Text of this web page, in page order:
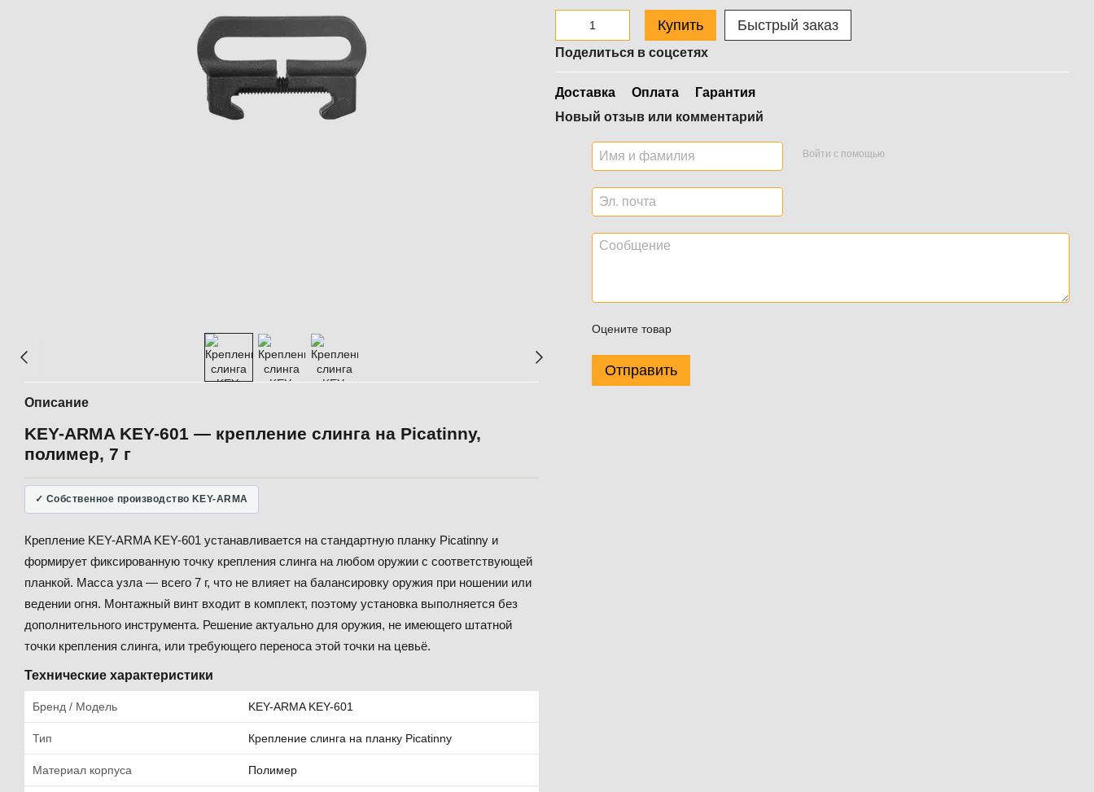
Описание
KEY-ARMA KEY-601 — крепление слинга на Picatinny,
полимер, 7 г
✓ Собственное производство KEY-ARMA
Крепление KEY-ARMA KEY-601 устанавливается на стандартную планку Picatinny и
формирует фиксированную точку крепления слинга на любом оружии с соответствующей
планкой. Масса узла — всего 7 г, что не влияет на балансировку оружия при ношении или
ведении огня. Монтажный винт входит в комплект, поэтому установка выполняется без
дополнительного инструмента. Решение актуально для оружия, не имеющего штатной
точки крепления слинга, или требующего переноса этой точки на цевьё.
Технические характеристики
Бренд / Модель KEY-ARMA KEY-601
Тип Крепление слинга на планку Picatinny
Материал корпуса Полимер
Купить Быстрый заказ
Поделиться в соцсетях
Доставка Оплата
Гарантия
Новый отзыв или комментарий
Войти с помощью
Оцените товар
Отправить